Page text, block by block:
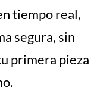
tiempo real,
segura, sin
primera pieza